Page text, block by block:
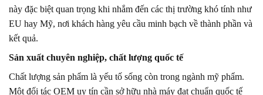
này đặc biệt quan trọng khi nhắm đến các thị trường khó tính như
EU hay Mỹ, nơi khách hàng yêu cầu minh bạch về thành phần và
kết quả.
Sản xuất chuyên nghiệp, chất lượng quốc tế
Chất lượng sản phẩm là yếu tố sống còn trong ngành mỹ phẩm.
Một đối tác OEM uy tín cần sở hữu nhà máy đạt chuẩn quốc tế